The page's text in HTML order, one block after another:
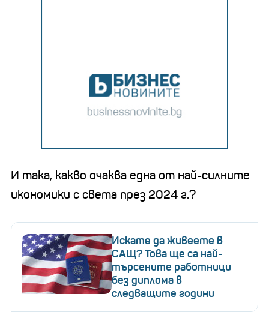
И така, какво очаква една от най-силните
икономики с света през 2024 г.?
Искате да живеете в
САЩ? Това ще са най-
търсените работници
без диплома в
следващите години